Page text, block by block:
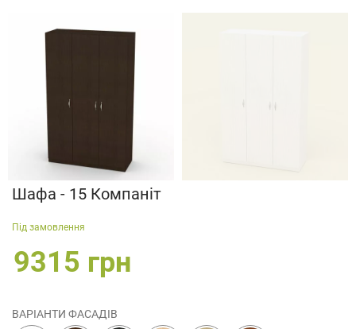
Шафа - 15 Компаніт
Під замовлення
9315 грн
ВАРІАНТИ ФАСАДІВ